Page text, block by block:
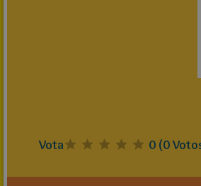
Vota 0 (0